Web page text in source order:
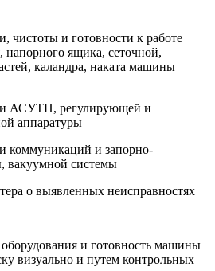
чистоты и готовности к работе
напорного ящика, сеточной,
каландра, наката машины
АСУТП, регулирующей и
аппаратуры
коммуникаций и запорно-
вакуумной системы
о выявленных неисправностях
и готовность машины
визуально и путем контрольных